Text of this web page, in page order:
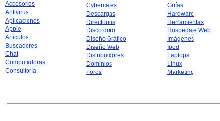
Accesorios
Antivirus
Aplicaciones
Apple
Artículos
Buscadores
Chat
Computadoras
Consultoría
Cybercafes
Descargas
Directorios
Disco duro
Diseño Gráfico
Diseño Web
Distribuidores
Dominios
Foros
Guías
Hardware
Herramientas
Hospedaje Web
Imágenes
Ipod
Laptops
Linux
Marketing